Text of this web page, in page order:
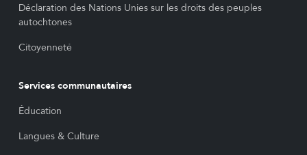
Déclaration des Nations Unies sur les droits des peuples
autochtones
Citoyenneté
Services communautaires
Éducation
Langues & Culture